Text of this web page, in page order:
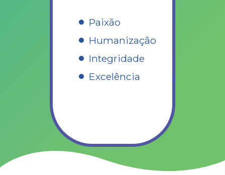
Paixão
Humanização
Integridade
Excelência